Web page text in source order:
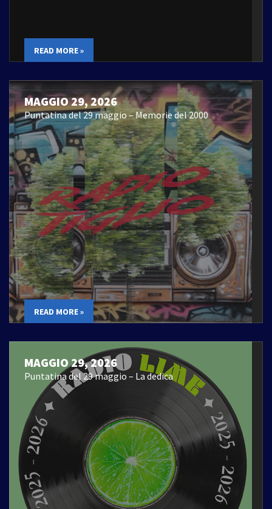
READ MORE »
MAGGIO 29, 2026
Puntatina del 29 maggio – Memorie del 2000
READ MORE »
MAGGIO 29, 2026
Puntatina del 29 maggio – La dedica